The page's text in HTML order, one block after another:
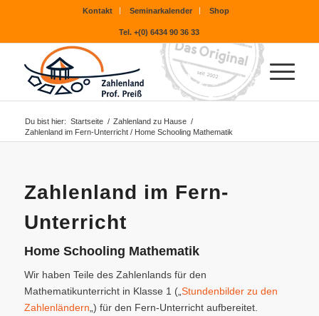
Kontakt Seminarkalender Shop
Tel. +(0) 6434 90 36 33
Du bist hier: Startseite / Zahlenland zu Hause /
Zahlenland im Fern-Unterricht / Home Schooling Mathematik
Zahlenland im Fern-
Unterricht
Home Schooling Mathematik
Wir haben Teile des Zahlenlands für den
Mathematikunterricht in Klasse 1 („ Stundenbilder zu den
Zahlenländern „) für den Fern-Unterricht aufbereitet.